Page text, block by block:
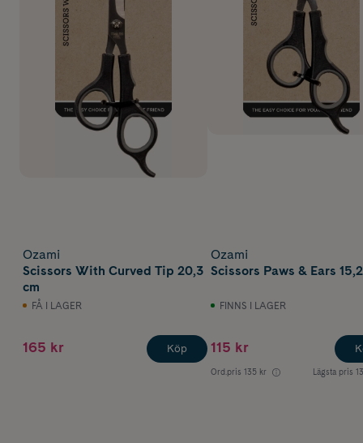
Ozami
Scissors With Curved Tip 20,3
cm
FÅ I LAGER
165 kr Köp
Ozami
Scissors Paws & Ears
FINNS I LAGER
115 kr
Ord.pris 135 kr Lägsta pris